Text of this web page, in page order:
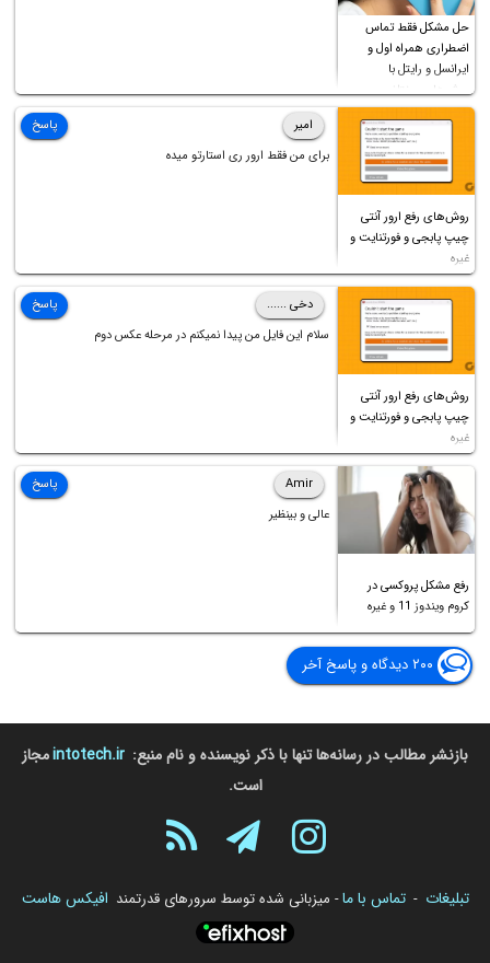
حل مشکل فقط تماس
اضطراری همراه اول و
ایرانسل و رایتل با
روش‌های مختلف
روش‌های رفع ارور آنتی
چیپ پابجی و فورتنایت و
غیره
امیر
برای من فقط ارور ری استارتو میده
پاسخ
روش‌های رفع ارور آنتی
چیپ پابجی و فورتنایت و
غیره
دخی ......
سلام این فایل من پیدا نمیکنم در مرحله عکس دوم
پاسخ
رفع مشکل پروکسی در
کروم ویندوز 11 و غیره
Amir
عالی و بینظیر
پاسخ
۲۰۰ دیدگاه و پاسخ آخر
بازنشر مطالب در رسانه‌ها تنها با ذکر نویسنده و نام منبع: intotech.irمجاز
است.
تبلیغات - تماس با ما- میزبانی شده توسط سرورهای قدرتمند افیکس هاست